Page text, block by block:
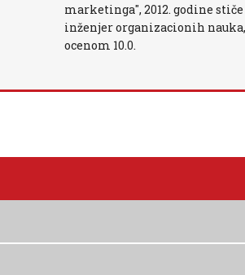
marketinga", 2012. godine
inženjer organizacionih
ocenom 10.0.